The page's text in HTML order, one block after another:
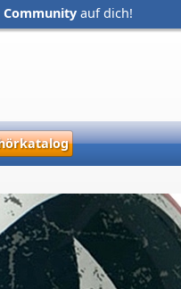
Community auf dich!